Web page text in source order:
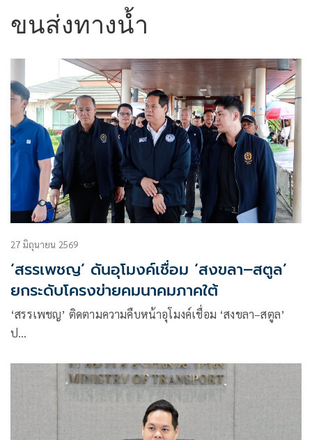
ขนส่งทางน้ำ
27 มิถุนายน 2569
‘สรรเพชญ’ ดันอุโมงค์เชื่อม ‘สงขลา–สตูล’
ยกระดับโครงข่ายคมนาคมภาคใต้
‘สรรเพชญ’ ติดตามความคืบหน้าอุโมงค์เชื่อม ‘สงขลา–สตูล’
ป…